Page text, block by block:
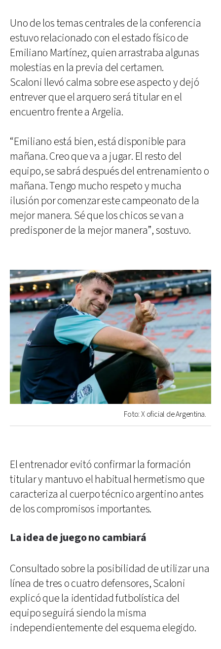
Uno de los temas centrales de la conferencia
estuvo relacionado con el estado físico de
Emiliano Martínez, quien arrastraba algunas
molestias en la previa del certamen.
Scaloni llevó calma sobre ese aspecto y dejó
entrever que el arquero será titular en el
encuentro frente a Argelia.
“Emiliano está bien, está disponible para
mañana. Creo que va a jugar. El resto del
equipo, se sabrá después del entrenamiento o
mañana. Tengo mucho respeto y mucha
ilusión por comenzar este campeonato de la
mejor manera. Sé que los chicos se van a
predisponer de la mejor manera”, sostuvo.
Foto: X oficial de Argentina.
El entrenador evitó confirmar la formación
titular y mantuvo el habitual hermetismo que
caracteriza al cuerpo técnico argentino antes
de los compromisos importantes.
La idea de juego no cambiará
Consultado sobre la posibilidad de utilizar una
línea de tres o cuatro defensores, Scaloni
explicó que la identidad futbolística del
equipo seguirá siendo la misma
independientemente del esquema elegido.